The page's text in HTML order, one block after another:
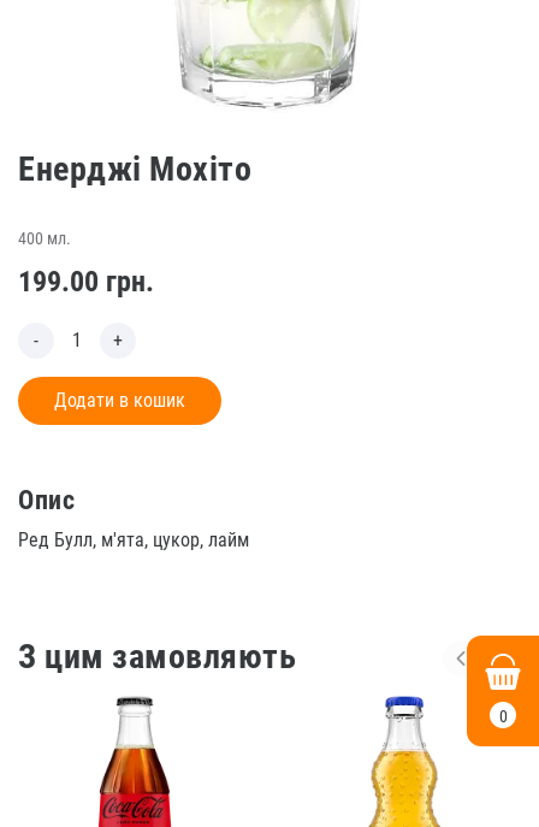
0
Енерджі Мохіто
400 мл.
199.00 грн.
Додати в кошик
Опис
Ред Булл, м'ята, цукор, лайм
З цим замовляють